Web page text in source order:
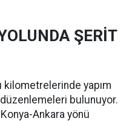
ŞERİT
kilometrelerinde yapım
bulunuyor.
Ankara yönü